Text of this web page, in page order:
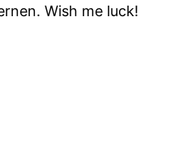
Wish me luck!